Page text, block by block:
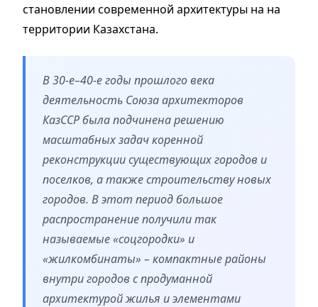
становлении современной архитектуры на на
территории Казахстана.
В 30-е–40-е годы прошлого века
деятельность Союза архитекторов
КазССР была подчинена решению
масштабных задач коренной
реконструкции существующих городов и
поселков, а также строительству новых
городов. В этот период большое
распространение получили так
называемые «соцгородки» и
«жилкомбинаты» – компактные районы
внутри городов с продуманной
архитектурой жилья и элементами